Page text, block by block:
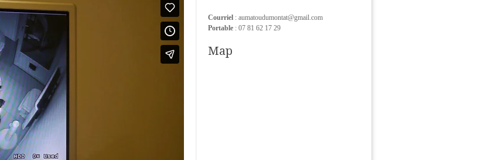
Courriel : aumatoudumontat@gmail.com
Portable : 07 81 62 17 29
Map